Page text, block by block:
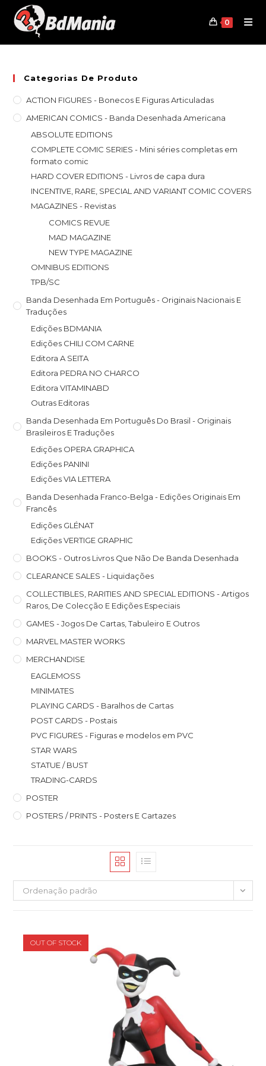
content
0
Categorias De Produto
ACTION FIGURES - Bonecos E Figuras Articuladas
AMERICAN COMICS - Banda Desenhada Americana
ABSOLUTE EDITIONS
COMPLETE COMIC SERIES - Mini séries completas em
formato comic
HARD COVER EDITIONS - Livros de capa dura
INCENTIVE, RARE, SPECIAL AND VARIANT COMIC COVERS
MAGAZINES - Revistas
COMICS REVUE
MAD MAGAZINE
NEW TYPE MAGAZINE
OMNIBUS EDITIONS
TPB/SC
Banda Desenhada Em Português - Originais Nacionais E
Traduções
Edições BDMANIA
Edições CHILI COM CARNE
Editora A SEITA
Editora PEDRA NO CHARCO
Editora VITAMINABD
Outras Editoras
Banda Desenhada Em Português Do Brasil - Originais
Brasileiros E Traduções
Edições OPERA GRAPHICA
Edições PANINI
Edições VIA LETTERA
Banda Desenhada Franco-Belga - Edições Originais Em
Francês
Edições GLÉNAT
Edições VERTIGE GRAPHIC
BOOKS - Outros Livros Que Não De Banda Desenhada
CLEARANCE SALES - Liquidações
COLLECTIBLES, RARITIES AND SPECIAL EDITIONS - Artigos
Raros, De Colecção E Edições Especiais
GAMES - Jogos De Cartas, Tabuleiro E Outros
MARVEL MASTER WORKS
MERCHANDISE
EAGLEMOSS
MINIMATES
PLAYING CARDS - Baralhos de Cartas
POST CARDS - Postais
PVC FIGURES - Figuras e modelos em PVC
STAR WARS
STATUE / BUST
TRADING-CARDS
POSTER
POSTERS / PRINTS - Posters E Cartazes
Ordenação padrão
OUT OF STOCK